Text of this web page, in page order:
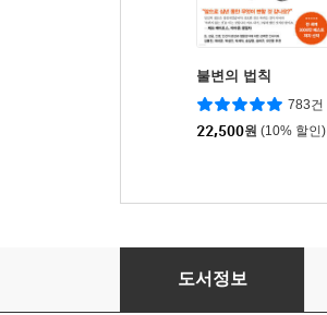
불변의 법칙
783건
22,500원 (10% 할인)
필요한 사람인가
도서정보